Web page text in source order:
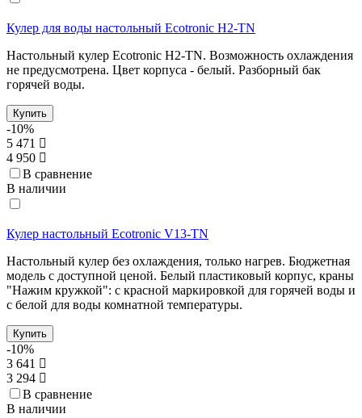
Кулер для воды настольный Ecotronic H2-TN
Настольный кулер Ecotronic H2-TN. Возможность охлаждения
не предусмотрена. Цвет корпуса - белый. Разборный бак
горячей воды.
Купить
-10%
5 471
4 950
В сравнение
В наличии
Кулер настольный Ecotronic V13-TN
Настольный кулер без охлаждения, только нагрев. Бюджетная
модель с доступной ценой. Белый пластиковый корпус, краны
"Нажим кружкой": с красной маркировкой для горячей воды и
с белой для воды комнатной температуры.
Купить
-10%
3 641
3 294
В сравнение
В наличии